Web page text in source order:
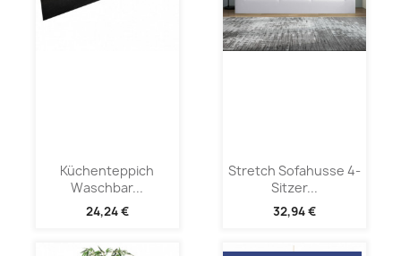
Küchenteppich
Waschbar...
24,24 €
Stretch Sofahusse 4-
Sitzer...
32,94 €